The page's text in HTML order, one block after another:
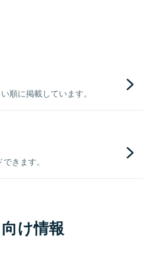
順に掲載しています。
きます。
け情報